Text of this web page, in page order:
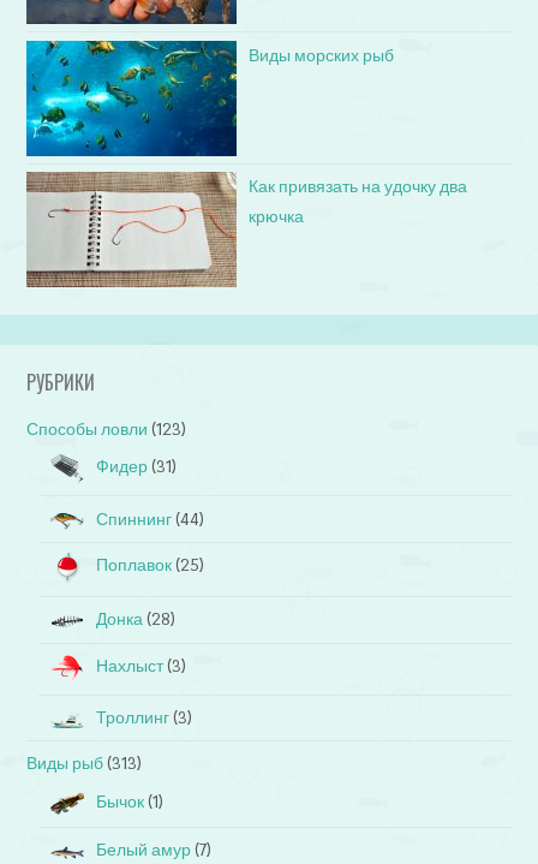
Виды морских рыб
Как привязать на удочку два
крючка
РУБРИКИ
Способы ловли (123)
Фидер (31)
Спиннинг (44)
Поплавок (25)
Донка (28)
Нахлыст(3)
Троллинг (3)
Виды рыб (313)
Бычок (1)
Белый амур (7)